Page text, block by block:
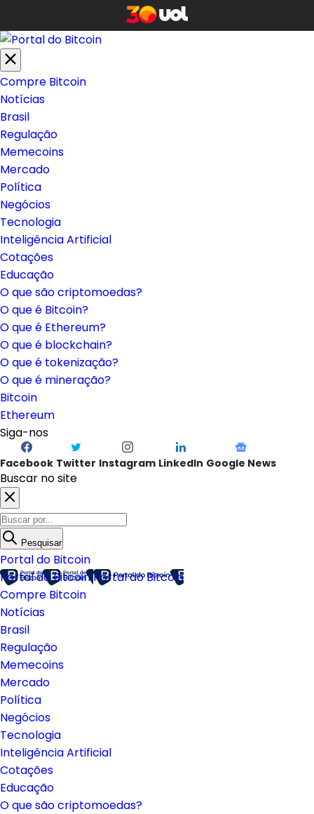
Compre Bitcoin
Notícias
Brasil
Regulação
Memecoins
Mercado
Política
Negócios
Tecnologia
Inteligência Artificial
Cotações
Educação
O que são criptomoedas?
O que é Bitcoin?
O que é Ethereum?
O que é blockchain?
O que é tokenização?
O que é mineração?
Bitcoin
Ethereum
Siga-nos
Facebook Twitter Instagram LinkedIn Google News
Buscar no site
Pesquisar
Portal do Bitcoin
Portal do BitcoinPortal do Bitcoin
Compre Bitcoin
Notícias
Brasil
Regulação
Memecoins
Mercado
Política
Negócios
Tecnologia
Inteligência Artificial
Cotações
Educação
O que são criptomoedas?